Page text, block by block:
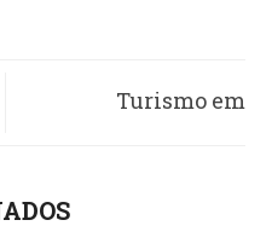
Turismo em
aproveite tudo em um